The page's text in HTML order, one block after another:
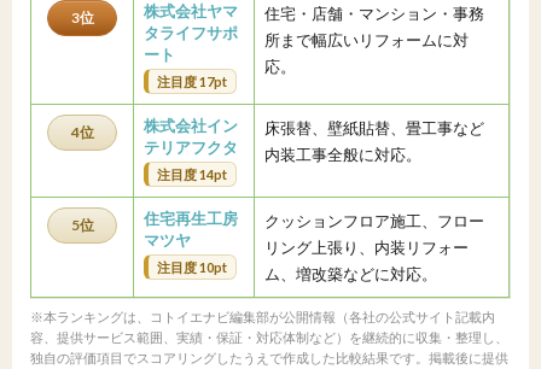
3位
株式会社ヤマ
タライフサポ
ート
注目度 17pt
住宅・店舗・マンション・事務
所まで幅広いリフォームに対
応。
4位
株式会社イン
テリアフクタ
注目度 14pt
床張替、壁紙貼替、畳工事など
内装工事全般に対応。
5位
住宅再生工房
マツヤ
注目度 10pt
クッションフロア施工、フロー
リング上張り、内装リフォー
ム、増改築などに対応。
※本ランキングは、コトイエナビ編集部が公開情報（各社の公式サイト記載内
容、提供サービス範囲、実績・保証・対応体制など）を継続的に収集・整理し、
独自の評価項目でスコアリングしたうえで作成した比較結果です。掲載後に提供